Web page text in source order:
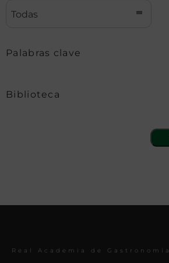
Todas
Palabras clave
Biblioteca
Real Academia de Gastronomía